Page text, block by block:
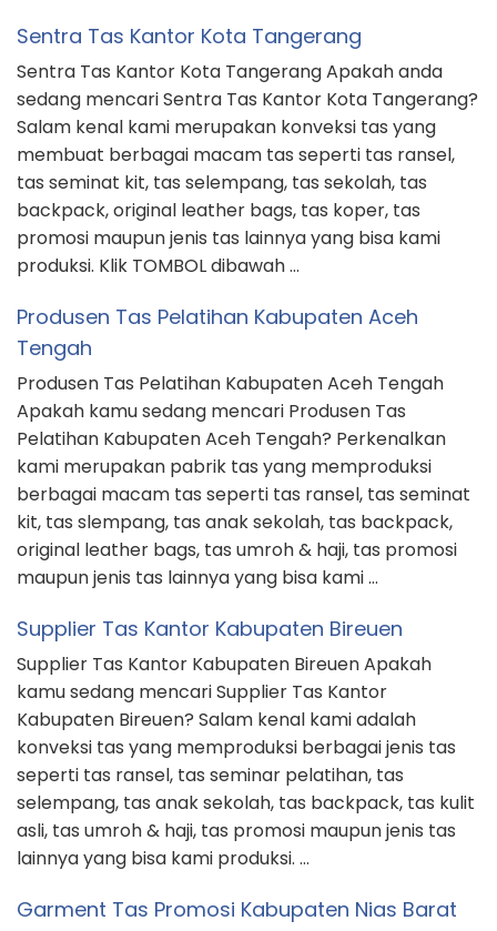
Sentra Tas Kantor Kota Tangerang
Sentra Tas Kantor Kota Tangerang Apakah anda
sedang mencari Sentra Tas Kantor Kota Tangerang?
Salam kenal kami merupakan konveksi tas yang
membuat berbagai macam tas seperti tas ransel,
tas seminat kit, tas selempang, tas sekolah, tas
backpack, original leather bags, tas koper, tas
promosi maupun jenis tas lainnya yang bisa kami
produksi. Klik TOMBOL dibawah …
Produsen Tas Pelatihan Kabupaten Aceh
Tengah
Produsen Tas Pelatihan Kabupaten Aceh Tengah
Apakah kamu sedang mencari Produsen Tas
Pelatihan Kabupaten Aceh Tengah? Perkenalkan
kami merupakan pabrik tas yang memproduksi
berbagai macam tas seperti tas ransel, tas seminat
kit, tas slempang, tas anak sekolah, tas backpack,
original leather bags, tas umroh & haji, tas promosi
maupun jenis tas lainnya yang bisa kami …
Supplier Tas Kantor Kabupaten Bireuen
Supplier Tas Kantor Kabupaten Bireuen Apakah
kamu sedang mencari Supplier Tas Kantor
Kabupaten Bireuen? Salam kenal kami adalah
konveksi tas yang memproduksi berbagai jenis tas
seperti tas ransel, tas seminar pelatihan, tas
selempang, tas anak sekolah, tas backpack, tas kulit
asli, tas umroh & haji, tas promosi maupun jenis tas
lainnya yang bisa kami produksi. …
Garment Tas Promosi Kabupaten Nias Barat